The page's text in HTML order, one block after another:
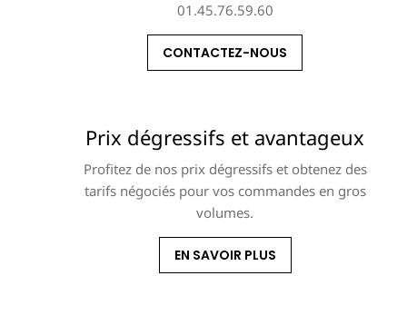
01.45.76.59.60
CONTACTEZ-NOUS
Prix dégressifs et avantageux
Profitez de nos prix dégressifs et obtenez des
tarifs négociés pour vos commandes en gros
volumes.
EN SAVOIR PLUS